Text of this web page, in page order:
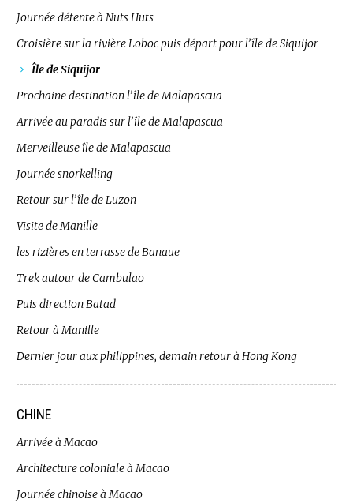
Journée détente à Nuts Huts
Croisière sur la rivière Loboc puis départ pour l’île de Siquijor
Île de Siquijor
Prochaine destination l’île de Malapascua
Arrivée au paradis sur l’île de Malapascua
Merveilleuse île de Malapascua
Journée snorkelling
Retour sur l’île de Luzon
Visite de Manille
les rizières en terrasse de Banaue
Trek autour de Cambulao
Puis direction Batad
Retour à Manille
Dernier jour aux philippines, demain retour à Hong Kong
CHINE
Arrivée à Macao
Architecture coloniale à Macao
Journée chinoise à Macao